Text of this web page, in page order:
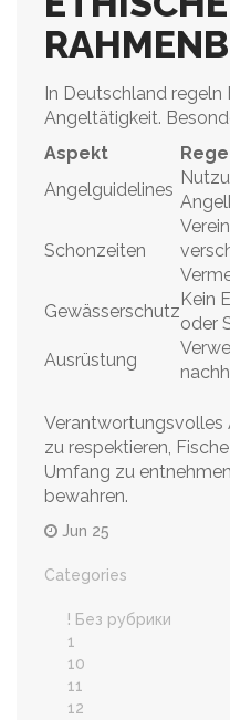
In Deutschland regeln
Angeltätigkeit.
Aspekt
Angelguidelines
Schonzeiten
Gewässerschutz
Kein
oder
Ausrüstung
Verantwortungsvolles
zu respektieren,
Umfang zu
bewahren.
Jun 25
Categories
! Без рубрики
1
10
11
12